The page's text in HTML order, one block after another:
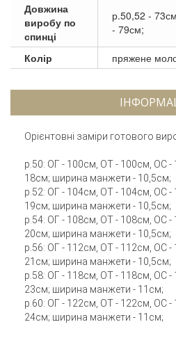
Довжина
виробу по
спинці
р.50,52 -
- 79см;
Колір пряжене
Орієнтовні заміри готового
р.50: ОГ - 100см, ОТ - 100см, ОС
18см; ширина манжети - 10,5см;
р.52: ОГ - 104см, ОТ - 104см, ОС
19см; ширина манжети - 10,5см;
р.54: ОГ - 108см, ОТ - 108см, ОС
20см; ширина манжети - 10,5см;
р.56: ОГ - 112см, ОТ - 112см, ОС
21см; ширина манжети - 10,5см;
р.58: ОГ - 118см, ОТ - 118см, ОС
23см; ширина манжети - 11см;
р.60: ОГ - 122см, ОТ - 122см, ОС
24см; ширина манжети - 11см;